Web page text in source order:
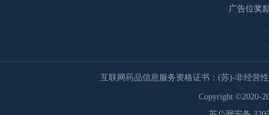
广告位奖
互联网药品信息服务资格证书：(苏)-非经营性
Copyright ©2020-